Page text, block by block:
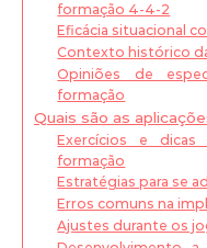
formação 4-4-2
Eficácia situacional
Contexto histórico
Opiniões de
formação
Quais são as
Exercícios e
formação
Estratégias para se
Erros comuns na
Ajustes durante os